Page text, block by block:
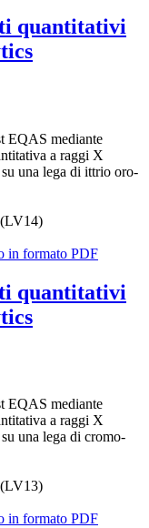
quantitativi
EQAS mediante
a raggi X
una lega di ittrio oro-
in formato PDF
quantitativi
EQAS mediante
a raggi X
una lega di cromo-
in formato PDF